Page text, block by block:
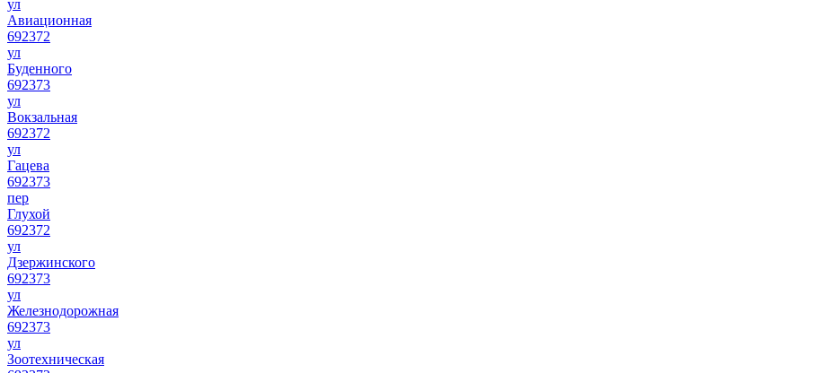
ул
Авиационная
692372
ул
Буденного
692373
ул
Вокзальная
692372
ул
Гацева
692373
пер
Глухой
692372
ул
Дзержинского
692373
ул
Железнодорожная
692373
ул
Зоотехническая